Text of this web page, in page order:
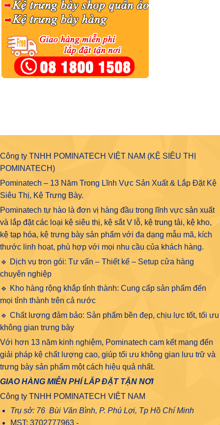
Công ty TNHH POMINATECH VIỆT NAM (KỆ SIÊU THỊ
POMINATECH)
Pominatech – 13 Năm Trong Lĩnh Vực Sản Xuất & Lắp Đặt Kệ
Siêu Thị, Kệ Trưng Bày.
Pominatech tự hào là đơn vị hàng đầu trong lĩnh vực sản xuất
và lắp đặt các loại kệ siêu thị, kệ sắt V lỗ, kệ trung tải, kệ kho,
kệ tạp hóa, kệ trưng bày sản phẩm với đa dạng mẫu mã, kích
thước linh hoạt, phù hợp với mọi nhu cầu của khách hàng.
🔹 Dịch vụ trọn gói: Tư vấn – Thiết kế – Setup cửa hàng
chuyên nghiệp
🔹 Kho hàng rộng khắp tỉnh thành: Cung cấp sản phẩm đến
mọi tỉnh thành trên cả nước
🔹 Chất lượng đảm bảo: Sản phẩm bền đẹp, chịu lực tốt, tối ưu
không gian trưng bày
Với hơn 13 năm kinh nghiệm, Pominatech cam kết mang đến
giải pháp kệ chất lượng cao, giúp tối ưu không gian lưu trữ và
trưng bày sản phẩm một cách hiệu quả nhất.
GIAO HÀNG MIỄN PHÍ LẮP ĐẶT TẬN NƠI
Công ty TNHH POMINATECH VIỆT NAM
Trụ sở: 76 Bùi Văn Bình, P. Phú Lợi, Tp Hồ Chí Minh
MST: 3702777963 -